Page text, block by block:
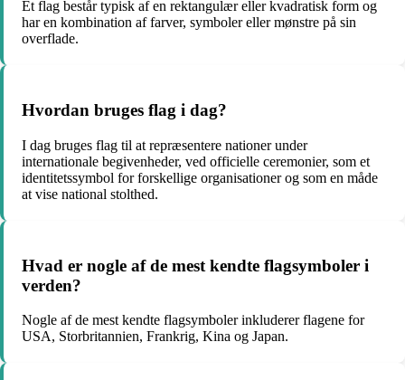
Et flag består typisk af en rektangulær eller kvadratisk form og
har en kombination af farver, symboler eller mønstre på sin
overflade.
Hvordan bruges flag i dag?
I dag bruges flag til at repræsentere nationer under
internationale begivenheder, ved officielle ceremonier, som et
identitetssymbol for forskellige organisationer og som en måde
at vise national stolthed.
Hvad er nogle af de mest kendte flagsymboler i
verden?
Nogle af de mest kendte flagsymboler inkluderer flagene for
USA, Storbritannien, Frankrig, Kina og Japan.